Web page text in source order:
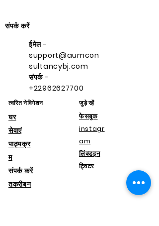
संपर्क करें
ईमेल -
support@aumcon
sultancybj.com
संपर्क -
+22962627700
त्वरित नेविगेशन
घर
सेवाएं
पाठ्यक्र
म
संपर्क करें
तकरीबन
जुड़े रहें
फेसबुक
instagr
am
लिंक्डइन
ट्विटर